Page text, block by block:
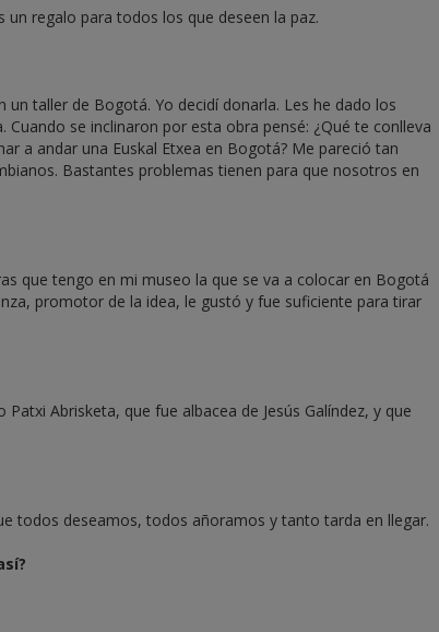
un regalo para todos los que deseen la paz.
taller de Bogotá. Yo decidí donarla. Les he dado los
se inclinaron por esta obra pensé: ¿Qué te conlleva
a andar una Euskal Etxea en Bogotá? Me pareció tan
Bastantes problemas tienen para que nosotros en
que tengo en mi museo la que se va a colocar en Bogotá
promotor de la idea, le gustó y fue suficiente para tirar
Abrisketa, que fue albacea de Jesús Galíndez, y que
todos deseamos, todos añoramos y tanto tarda en llegar.